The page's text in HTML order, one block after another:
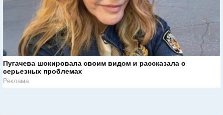
Пугачева шокировала своим видом и рассказала о
серьезных проблемах
Реклама